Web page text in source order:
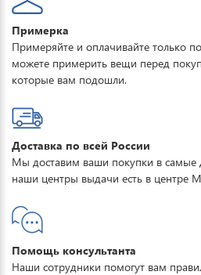
Примерка
Примеряйте и оплачивайте только
можете примерить вещи перед
которые вам подошли.
Доставка по всей России
Мы доставим ваши покупки в самые
наши центры выдачи есть в центре
Помощь консультанта
Наши сотрудники помогут вам